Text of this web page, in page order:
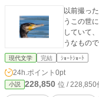
以前撮っ
うこの世
していて、
うなもの
現代文学 完結 ｼｮｰﾄｼｮｰﾄ
24h.ポイント 0pt
小説 228,850 位 / 228,850